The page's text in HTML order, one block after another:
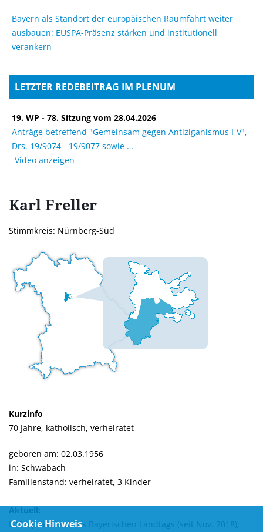
Bayern als Standort der europäischen Raumfahrt weiter
ausbauen: EUSPA-Präsenz stärken und institutionell
verankern
LETZTER REDEBEITRAG IM PLENUM
19. WP - 78. Sitzung vom 28.04.2026
Anträge betreffend "Gemeinsam gegen Antiziganismus I-V",
Drs. 19/9074 - 19/9077 sowie
Video anzeigen
Karl Freller
Stimmkreis: Nürnberg-Süd
Kurzinfo
70 Jahre, katholisch, verheiratet
geboren am: 02.03.1956
in: Schwabach
Familienstand: verheiratet, 3 Kinder
Aktuell:
I. Vizepräsident des Bayerischen Landtags (seit Nov. 2018);
Cookie Hinweis